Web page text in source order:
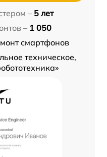
– 5 лет
– 1 050
смартфонов
техническое,